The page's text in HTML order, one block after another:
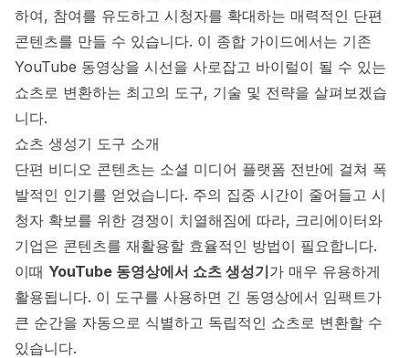
하여, 참여를 유도하고 시청자를 확대하는 매력적인 단편
콘텐츠를 만들 수 있습니다. 이 종합 가이드에서는 기존
YouTube 동영상을 시선을 사로잡고 바이럴이 될 수 있는
쇼츠로 변환하는 최고의 도구, 기술 및 전략을 살펴보겠습
니다.
쇼츠 생성기 도구 소개
단편 비디오 콘텐츠는 소셜 미디어 플랫폼 전반에 걸쳐 폭
발적인 인기를 얻었습니다. 주의 집중 시간이 줄어들고 시
청자 확보를 위한 경쟁이 치열해짐에 따라, 크리에이터와
기업은 콘텐츠를 재활용할 효율적인 방법이 필요합니다.
이때 YouTube 동영상에서 쇼츠 생성기가 매우 유용하게
활용됩니다. 이 도구를 사용하면 긴 동영상에서 임팩트가
큰 순간을 자동으로 식별하고 독립적인 쇼츠로 변환할 수
있습니다.